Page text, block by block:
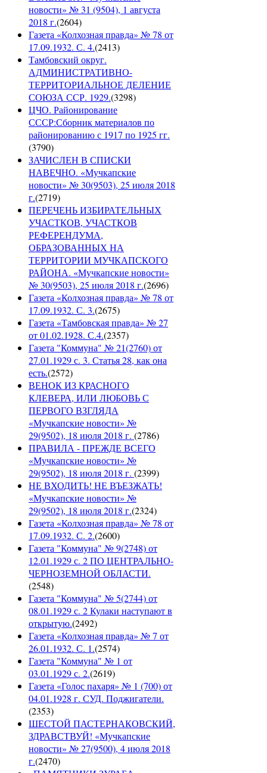
новости» № 31 (9504), 1 августа
2018 г.(2604)
Газета «Колхозная правда» № 78 от
17.09.1932. С. 4.(2413)
Тамбовский округ.
АДМИНИСТРАТИВНО-
ТЕРРИТОРИАЛЬНОЕ ДЕЛЕНИЕ
СОЮЗА ССР. 1929.(3298)
ЦЧО. Районирование
СССР:Сборник материалов по
районированию с 1917 по 1925 гг.
(3790)
ЗАЧИСЛЕН В СПИСКИ
НАВЕЧНО. «Мучкапские
новости» № 30(9503), 25 июля 2018
г.(2719)
ПЕРЕЧЕНЬ ИЗБИРАТЕЛЬНЫХ
УЧАСТКОВ, УЧАСТКОВ
РЕФЕРЕНДУМА,
ОБРАЗОВАННЫХ НА
ТЕРРИТОРИИ МУЧКАПСКОГО
РАЙОНА. «Мучкапские новости»
№ 30(9503), 25 июля 2018 г.(2696)
Газета «Колхозная правда» № 78 от
17.09.1932. С. 3.(2675)
Газета «Тамбовская правда» № 27
от 01.02.1928. С.4.(2357)
Газета "Коммуна" № 21(2760) от
27.01.1929 с. 3. Статья 28, как она
есть.(2572)
ВЕНОК ИЗ КРАСНОГО
КЛЕВЕРА, ИЛИ ЛЮБОВЬ С
ПЕРВОГО ВЗГЛЯДА
«Мучкапские новости» №
29(9502), 18 июля 2018 г. (2786)
ПРАВИЛА - ПРЕЖДЕ ВСЕГО
«Мучкапские новости» №
29(9502), 18 июля 2018 г. (2399)
НЕ ВХОДИТЬ! НЕ ВЪЕЗЖАТЬ!
«Мучкапские новости» №
29(9502), 18 июля 2018 г.(2324)
Газета «Колхозная правда» № 78 от
17.09.1932. С. 2.(2600)
Газета "Коммуна" № 9(2748) от
12.01.1929 с. 2 ПО ЦЕНТРАЛЬНО-
ЧЕРНОЗЕМНОЙ ОБЛАСТИ.
(2548)
Газета "Коммуна" № 5(2744) от
08.01.1929 с. 2 Кулаки наступают в
открытую.(2492)
Газета «Колхозная правда» № 7 от
26.01.1932. С. 1.(2574)
Газета "Коммуна" № 1 от
03.01.1929 с. 2.(2619)
Газета «Голос пахаря» № 1 (700) от
04.01.1928 г. СУД. Поджигатели.
(2353)
ШЕСТОЙ ПАСТЕРНАКОВСКИЙ,
ЗДРАВСТВУЙ! «Мучкапские
новости» № 27(9500), 4 июля 2018
г.(2470)